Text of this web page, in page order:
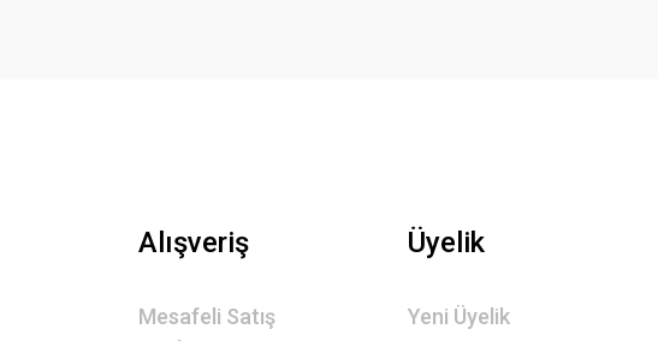
Alışveriş
Mesafeli Satış
Üyelik
Yeni Üyelik